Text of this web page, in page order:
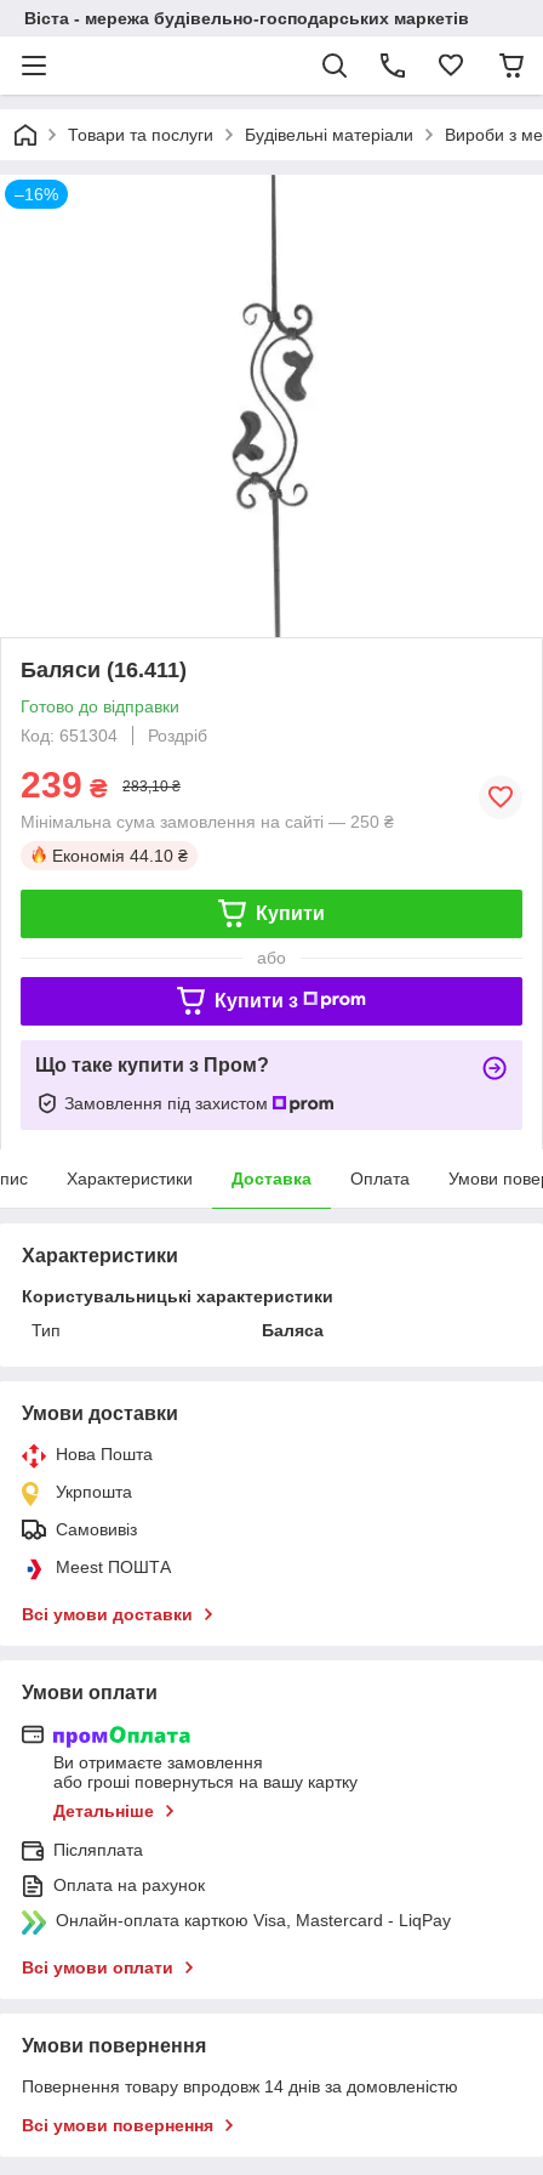
Віста - мережа будівельно-господарських маркетів
Товари та послуги Будівельні матеріали Вироби з
–16%
Баляси (16.411)
Готово до відправки
Код: 651304
Роздріб
239 ₴ 283,10 ₴
Мінімальна сума замовлення на сайті — 250 ₴
Економія 44.10 ₴
Купити
або
Купити з
Що таке купити з Пром?
Замовлення під захистом
Характеристики Доставка Оплата Умови
Характеристики
Користувальницькі характеристики
Тип
Баляса
Умови доставки
Нова Пошта
Укрпошта
Самовивіз
Meest ПОШТА
Всі умови доставки
Умови оплати
Ви отримаєте замовлення
або гроші повернуться на вашу картку
Детальніше
Післяплата
Оплата на рахунок
Онлайн-оплата карткою Visa, Mastercard - LiqPay
Всі умови оплати
Умови повернення
Повернення товару впродовж 14 днів за домовленістю
Всі умови повернення